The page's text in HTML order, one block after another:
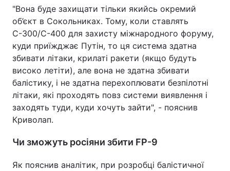
"Вона буде захищати тільки якийсь окремий
об’єкт в Сокольниках. Тому, коли ставлять
С-300/С-400 для захисту міжнародного форуму,
куди приїжджає Путін, то ця система здатна
збивати літаки, крилаті ракети (якщо будуть
високо летіти), але вона не здатна збивати
балістику, і не здатна перехоплювати безпілотні
літаки, які проходять повз системи виявлення і
заходять туди, куди хочуть зайти", - пояснив
Криволап.
Чи зможуть росіяни збити FP-9
Як пояснив аналітик, при розробці балістичної